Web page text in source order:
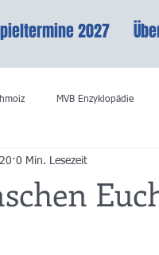
2027
MVB Enzyklopädie
0 Min. Lesezeit